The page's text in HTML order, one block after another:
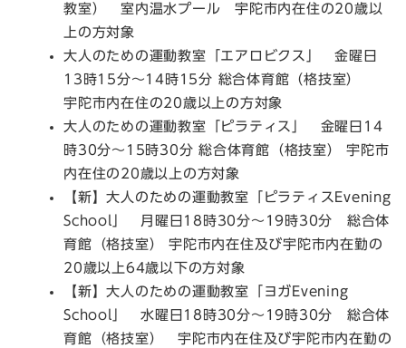
教室） 室内温水プール 宇陀市内在住の20歳以
上の方対象
大人のための運動教室「エアロビクス」 金曜日
13時15分～14時15分 総合体育館（格技室）
宇陀市内在住の20歳以上の方対象
大人のための運動教室「ピラティス」 金曜日14
時30分～15時30分 総合体育館（格技室） 宇陀市
内在住の20歳以上の方対象
【新】大人のための運動教室「ピラティスEvening
School」 月曜日18時30分～19時30分 総合体
育館（格技室） 宇陀市内在住及び宇陀市内在勤の
20歳以上64歳以下の方対象
【新】大人のための運動教室「ヨガEvening
School」 水曜日18時30分～19時30分 総合体
育館（格技室） 宇陀市内在住及び宇陀市内在勤の